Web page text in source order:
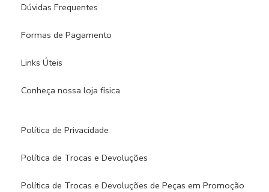
Dúvidas Frequentes
Formas de Pagamento
Links Úteis
Conheça nossa loja física​
Política de Privacidade
Política de Trocas e Devoluções
Política de Trocas e Devoluções de Peças em Promoção